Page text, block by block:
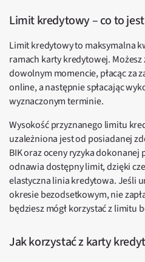
Limit kredytowy – co to jest
Limit kredytowy to maksymalna
ramach karty kredytowej. Możesz
dowolnym momencie, płacąc za
online, a następnie spłacając
wyznaczonym terminie.
Wysokość przyznanego limitu
uzależniona jest od posiadanej
BIK oraz oceny ryzyka dokonanej
odnawia dostępny limit, dzięki
elastyczna linia kredytowa. Jeśli
okresie bezodsetkowym, nie
będziesz mógł korzystać z limitu
Jak korzystać z karty